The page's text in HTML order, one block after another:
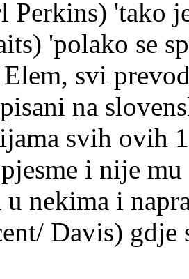
Perkins) 'tako
'polako se
svi
na
svih ovih
i nije
u nekima i
Davis) gdje